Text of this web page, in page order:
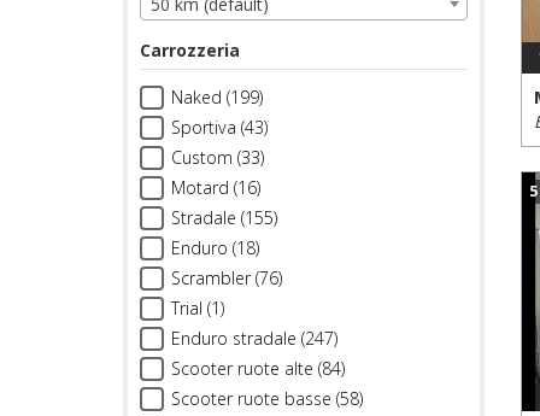
Carrozzeria
Naked (199)
Sportiva (43)
Custom (33)
Motard (16)
Stradale (155)
Enduro (18)
Scrambler (76)
Trial (1)
Enduro stradale (247)
Scooter ruote alte (84)
Scooter ruote basse (58)